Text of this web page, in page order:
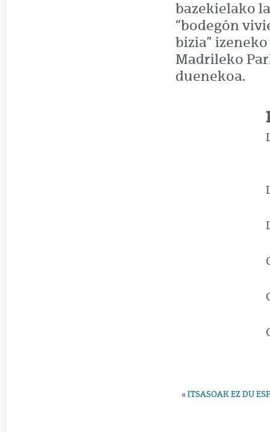
bazekielako
“bodegón
bizia”
Madrileko
duenekoa.
« ITSASOAK EZ DU